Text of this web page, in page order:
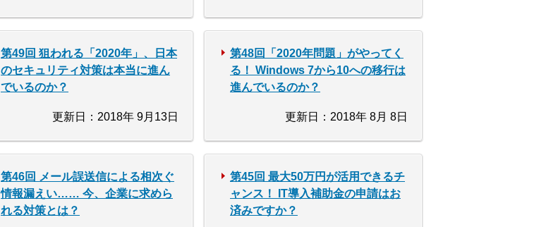
第49回 狙われる「2020年」、日本
のセキュリティ対策は本当に進ん
でいるのか？
更新日：2018年 9月13日
第48回「2020年問題」がやってく
る！ Windows 7から10への移行は
進んでいるのか？
更新日：2018年 8月 8日
第46回 メール誤送信による相次ぐ
情報漏えい…… 今、企業に求めら
れる対策とは？
第45回 最大50万円が活用できるチ
ャンス！ IT導入補助金の申請はお
済みですか？